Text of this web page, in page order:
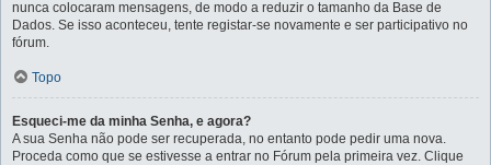
nunca colocaram mensagens, de modo a reduzir o tamanho da Base de
Dados. Se isso aconteceu, tente registar-se novamente e ser participativo no
fórum.
Topo
Esqueci-me da minha Senha, e agora?
A sua Senha não pode ser recuperada, no entanto pode pedir uma nova.
Proceda como que se estivesse a entrar no Fórum pela primeira vez. Clique